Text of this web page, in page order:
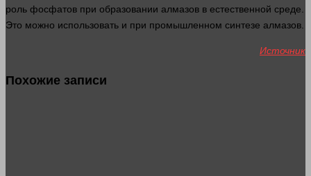
роль фосфатов при образовании алмазов в естественной среде.
Это можно использовать и при промышленном синтезе алмазов.
Источник
Похожие записи